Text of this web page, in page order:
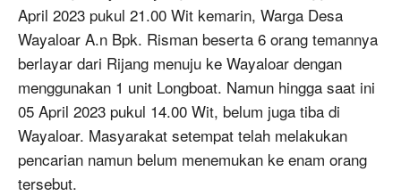
April 2023 pukul 21.00 Wit kemarin, Warga Desa
Wayaloar A.n Bpk. Risman beserta 6 orang temannya
berlayar dari Rijang menuju ke Wayaloar dengan
menggunakan 1 unit Longboat. Namun hingga saat ini
05 April 2023 pukul 14.00 Wit, belum juga tiba di
Wayaloar. Masyarakat setempat telah melakukan
pencarian namun belum menemukan ke enam orang
tersebut.